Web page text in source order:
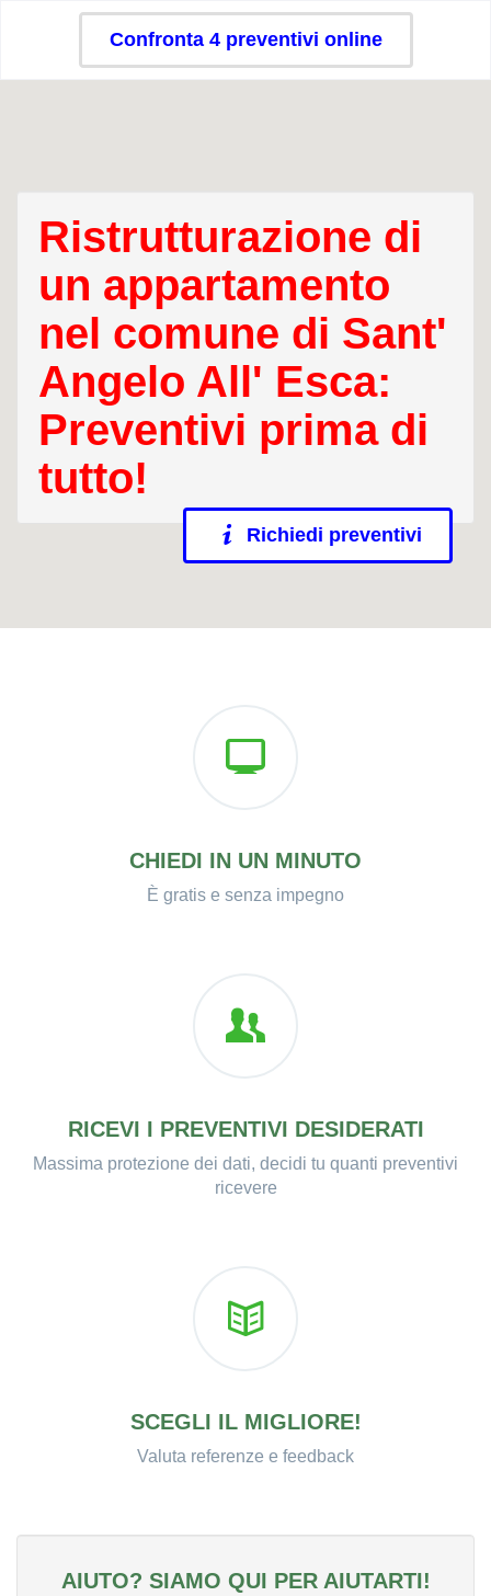
Confronta 4 preventivi online
Ristrutturazione di
un appartamento
nel comune di Sant'
Angelo All' Esca:
Preventivi prima di
tutto!
Richiedi preventivi
CHIEDI IN UN MINUTO
È gratis e senza impegno
RICEVI I PREVENTIVI DESIDERATI
Massima protezione dei dati, decidi tu quanti preventivi
ricevere
SCEGLI IL MIGLIORE!
Valuta referenze e feedback
AIUTO? SIAMO QUI PER AIUTARTI!